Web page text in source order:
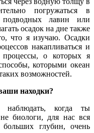
погружаться в
лавин или
осадок на дне также
что я изучаю. Осадки
накапливаться и
процессы, о которых я
которыми океан
возможностей.
находки?
наблюдать, когда ты
биологи, для нас вся
глубин, очень